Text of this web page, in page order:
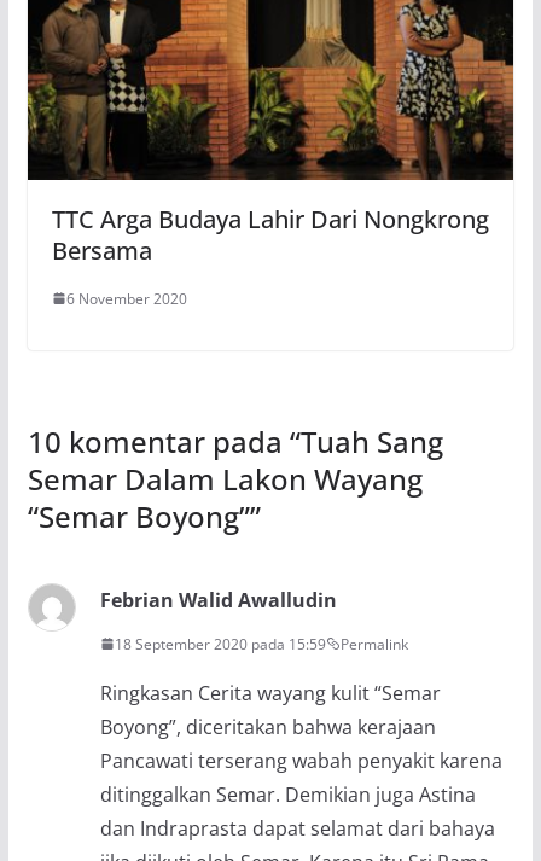
TTC Arga Budaya Lahir Dari Nongkrong
Bersama
6 November 2020
10 komentar pada “Tuah Sang
Semar Dalam Lakon Wayang
“Semar Boyong””
Febrian Walid Awalludin
18 September 2020 pada 15:59 Permalink
Ringkasan Cerita wayang kulit “Semar
Boyong”, diceritakan bahwa kerajaan
Pancawati terserang wabah penyakit karena
ditinggalkan Semar. Demikian juga Astina
dan Indraprasta dapat selamat dari bahaya